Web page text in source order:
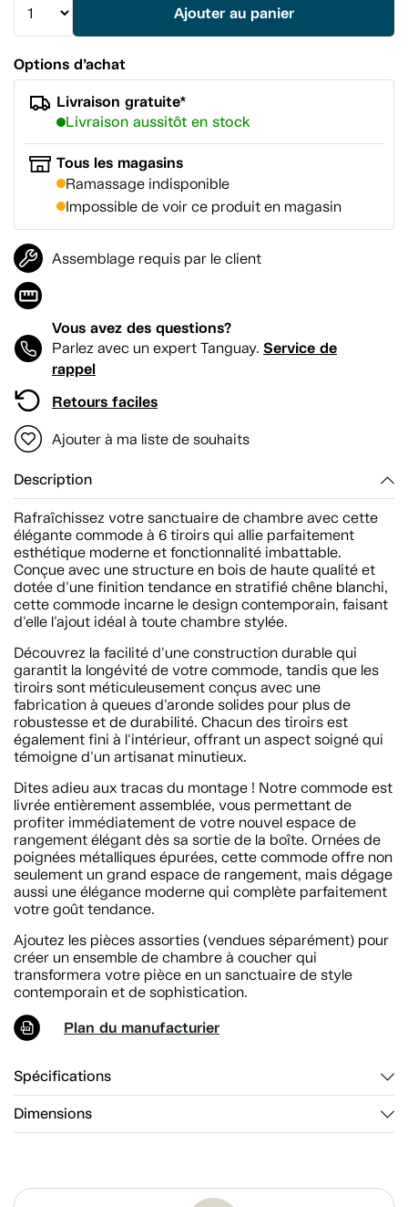
page.
Ajouter au panier
Options d’achat
Livraison gratuite*
Livraison aussitôt en stock
Tous les magasins
Ramassage indisponible
Impossible de voir ce produit en magasin
Assemblage requis par le client
Vous avez des questions?
Parlez avec un expert Tanguay. Service de
rappel
Retours faciles
Ajouter à ma liste de souhaits
Description
Rafraîchissez votre sanctuaire de chambre avec cette
élégante commode à 6 tiroirs qui allie parfaitement
esthétique moderne et fonctionnalité imbattable.
Conçue avec une structure en bois de haute qualité et
dotée d'une finition tendance en stratifié chêne blanchi,
cette commode incarne le design contemporain, faisant
d'elle l'ajout idéal à toute chambre stylée.
Découvrez la facilité d'une construction durable qui
garantit la longévité de votre commode, tandis que les
tiroirs sont méticuleusement conçus avec une
fabrication à queues d'aronde solides pour plus de
robustesse et de durabilité. Chacun des tiroirs est
également fini à l'intérieur, offrant un aspect soigné qui
témoigne d'un artisanat minutieux.
Dites adieu aux tracas du montage ! Notre commode est
livrée entièrement assemblée, vous permettant de
profiter immédiatement de votre nouvel espace de
rangement élégant dès sa sortie de la boîte. Ornées de
poignées métalliques épurées, cette commode offre non
seulement un grand espace de rangement, mais dégage
aussi une élégance moderne qui complète parfaitement
votre goût tendance.
Ajoutez les pièces assorties (vendues séparément) pour
créer un ensemble de chambre à coucher qui
transformera votre pièce en un sanctuaire de style
contemporain et de sophistication.
Plan du manufacturier
Spécifications
Dimensions